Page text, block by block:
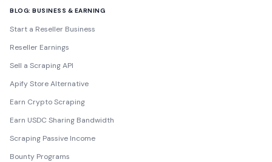
BLOG: BUSINESS & EARNING
Start a Reseller Business
Reseller Earnings
Sell a Scraping API
Apify Store Alternative
Earn Crypto Scraping
Earn USDC Sharing Bandwidth
Scraping Passive Income
Bounty Programs